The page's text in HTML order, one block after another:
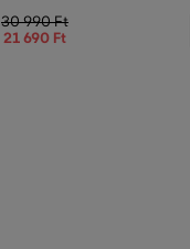
30 990 Ft
21 690 Ft